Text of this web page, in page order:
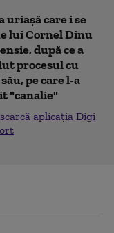
uriașă care i se
lui Cornel Dinu
după ce a
procesul cu
pe care l-a
"canalie"
aplicația Digi